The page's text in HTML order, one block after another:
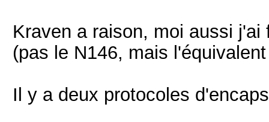
Kraven a raison, moi aussi j'ai
(pas le N146, mais
Il y a deux protocoles